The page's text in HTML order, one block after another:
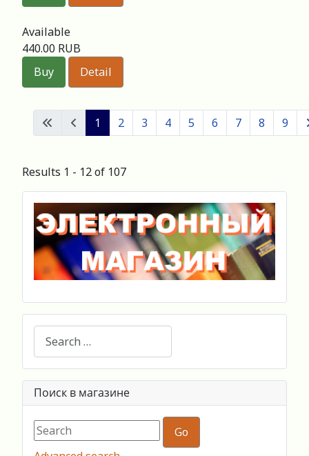
Available
440.00 RUB
Buy
Detail
1 2 3 4 5 6 7 8 9
Results 1 - 12 of 107
Поиск в магазине